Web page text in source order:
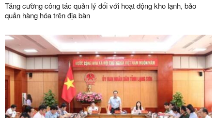
Tăng cường công tác quản lý đối với hoạt động kho lạnh, bảo
quản hàng hóa trên địa bàn